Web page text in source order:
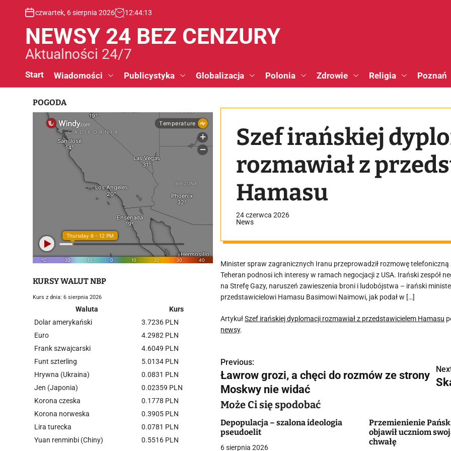
czwartek, 6 sierpnia 2026 12:44:14
NEWSY 24 BEZ CENZURY
Aktualności 24/7
Start Wiadomości Publicystyka Globalizacja Polonia Zdrowie Religia Poznań
Szef irańskiej
rozmawiał z
Hamasu
24 czerwca 2026
News
Minister spraw zagranicznych Iranu przeprowadził rozmowę
Teheran podnosi ich interesy w ramach negocjacji z USA. Irański zespół
na Strefę Gazy, naruszeń zawieszenia broni i ludobójstwa – irański
przedstawicielowi Hamasu Basimowi Naimowi, jak podał w […]
ArtykułSzef irańskiej dyplomacji rozmawiał z przedstawicielem Hamasu
newsy.
N
a
w
i
g
Previous:
Ławrow grozi, a chęci do rozmów ze strony
Moskwy nie widać
Może Ci się spodobać
Depopulacja – szalona ideologia
pseudoelit
6 sierpnia 2026
Przemienienie
objawił uczniom
chwałę
POGODA
KURSY WALUT NBP
Kurs z dnia: 6 sierpnia 2026
Waluta
Kurs
Dolar amerykański
3.7236 PLN
Euro
4.2982 PLN
Frank szwajcarski
4.6049 PLN
Funt szterling
5.0134 PLN
Hrywna (Ukraina)
0.0831 PLN
Jen (Japonia)
0.02359 PLN
Korona czeska
0.1778 PLN
Korona norweska
0.3905 PLN
Lira turecka
0.0781 PLN
Yuan renminbi (Chiny)
0.5516 PLN